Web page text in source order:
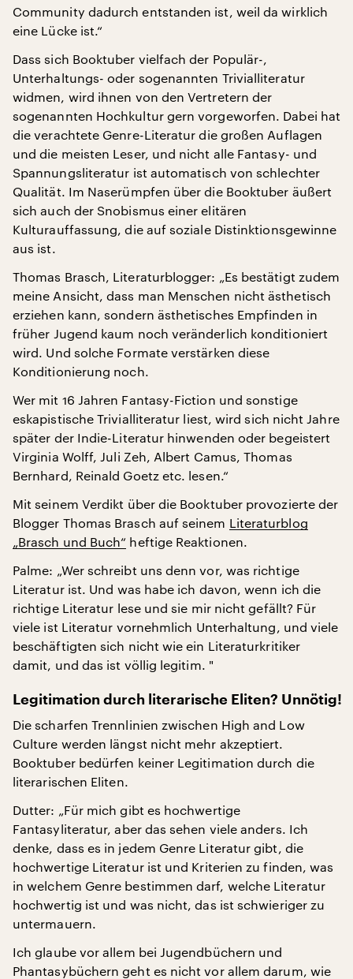
Community dadurch entstanden ist, weil da wirklich
eine Lücke ist.“
Dass sich Booktuber vielfach der Populär-,
Unterhaltungs- oder sogenannten Trivialliteratur
widmen, wird ihnen von den Vertretern der
sogenannten Hochkultur gern vorgeworfen. Dabei hat
die verachtete Genre-Literatur die großen Auflagen
und die meisten Leser, und nicht alle Fantasy- und
Spannungsliteratur ist automatisch von schlechter
Qualität. Im Naserümpfen über die Booktuber äußert
sich auch der Snobismus einer elitären
Kulturauffassung, die auf soziale Distinktionsgewinne
aus ist.
Thomas Brasch, Literaturblogger: „Es bestätigt zudem
meine Ansicht, dass man Menschen nicht ästhetisch
erziehen kann, sondern ästhetisches Empfinden in
früher Jugend kaum noch veränderlich konditioniert
wird. Und solche Formate verstärken diese
Konditionierung noch.
Wer mit 16 Jahren Fantasy-Fiction und sonstige
eskapistische Trivialliteratur liest, wird sich nicht Jahre
später der Indie-Literatur hinwenden oder begeistert
Virginia Wolff, Juli Zeh, Albert Camus, Thomas
Bernhard, Reinald Goetz etc. lesen.“
Mit seinem Verdikt über die Booktuber provozierte der
Blogger Thomas Brasch auf seinem Literaturblog
„Brasch und Buch“ heftige Reaktionen.
Palme: „Wer schreibt uns denn vor, was richtige
Literatur ist. Und was habe ich davon, wenn ich die
richtige Literatur lese und sie mir nicht gefällt? Für
viele ist Literatur vornehmlich Unterhaltung, und viele
beschäftigten sich nicht wie ein Literaturkritiker
damit, und das ist völlig legitim. "
Legitimation durch literarische Eliten? Unnötig!
Die scharfen Trennlinien zwischen High and Low
Culture werden längst nicht mehr akzeptiert.
Booktuber bedürfen keiner Legitimation durch die
literarischen Eliten.
Dutter: „Für mich gibt es hochwertige
Fantasyliteratur, aber das sehen viele anders. Ich
denke, dass es in jedem Genre Literatur gibt, die
hochwertige Literatur ist und Kriterien zu finden, was
in welchem Genre bestimmen darf, welche Literatur
hochwertig ist und was nicht, das ist schwieriger zu
untermauern.
Ich glaube vor allem bei Jugendbüchern und
Phantasybüchern geht es nicht vor allem darum, wie